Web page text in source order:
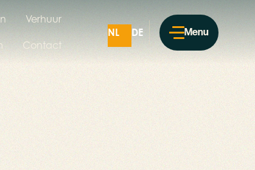
Verhuur
Contact
NL DE Menu